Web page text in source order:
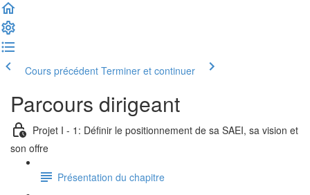
Cours précédent Terminer et continuer
Parcours dirigeant
Projet I - 1: Définir le positionnement de sa SAEI, sa vision et
son offre
Présentation du chapitre